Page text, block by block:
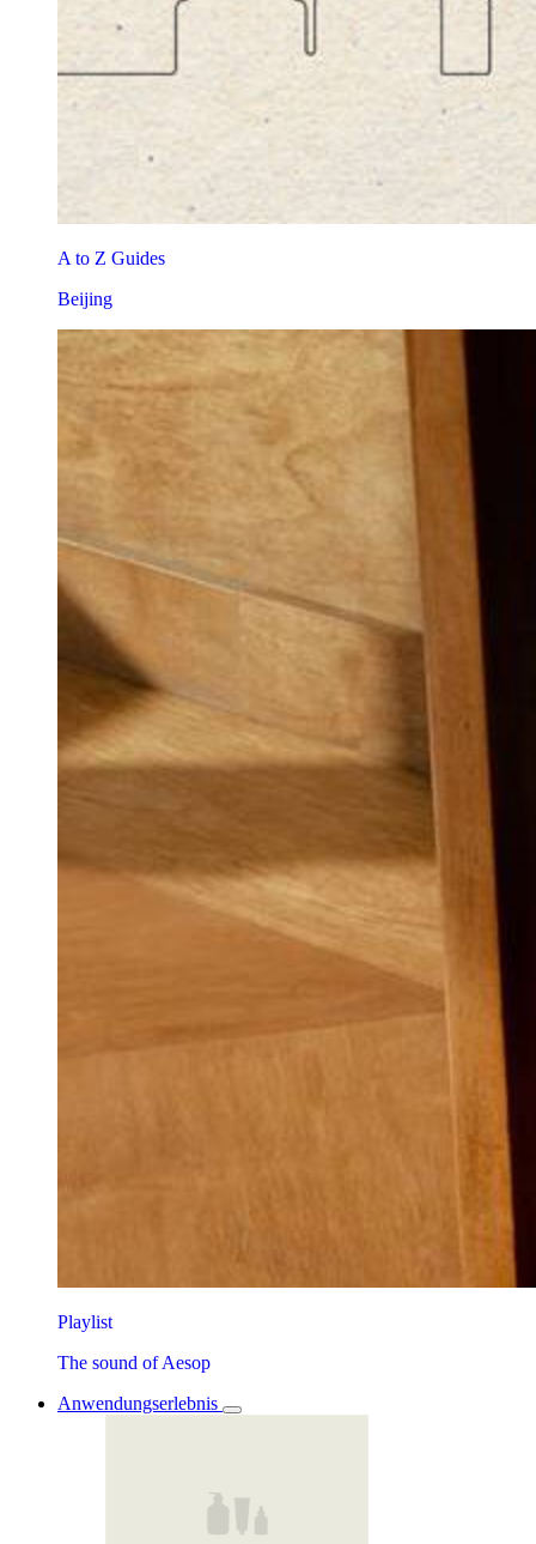
A to Z Guides
Beijing
Playlist
The sound of Aesop
Anwendungserlebnis